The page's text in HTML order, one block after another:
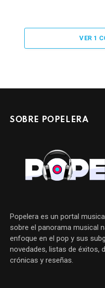
VER 1
SOBRE POPELERA
Popelera es un portal
sobre el panorama musical
enfoque en el pop y sus
novedades, listas de éxitos,
crónicas y reseñas.